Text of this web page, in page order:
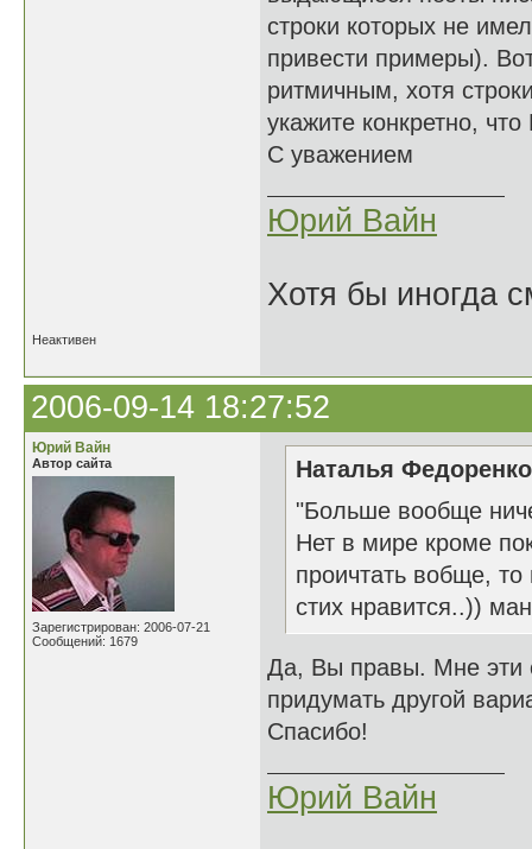
строки которых не
привести примеры).
ритмичным, хотя
укажите конкретно,
С уважением
Юрий Вайн
Хотя бы иногда
Неактивен
2006-09-14 18:27:52
Юрий Вайн
Автор сайта
Зарегистрирован: 2006-07-21
Сообщений: 1679
Наталья
"Больше вообще
Нет в мире кроме
проичтать вобще,
стих нравится..))
Да, Вы правы. Мне эти
придумать другой
Спасибо!
Юрий Вайн